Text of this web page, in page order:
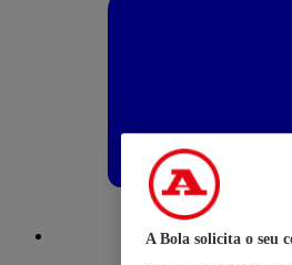
A Bola solicita o seu